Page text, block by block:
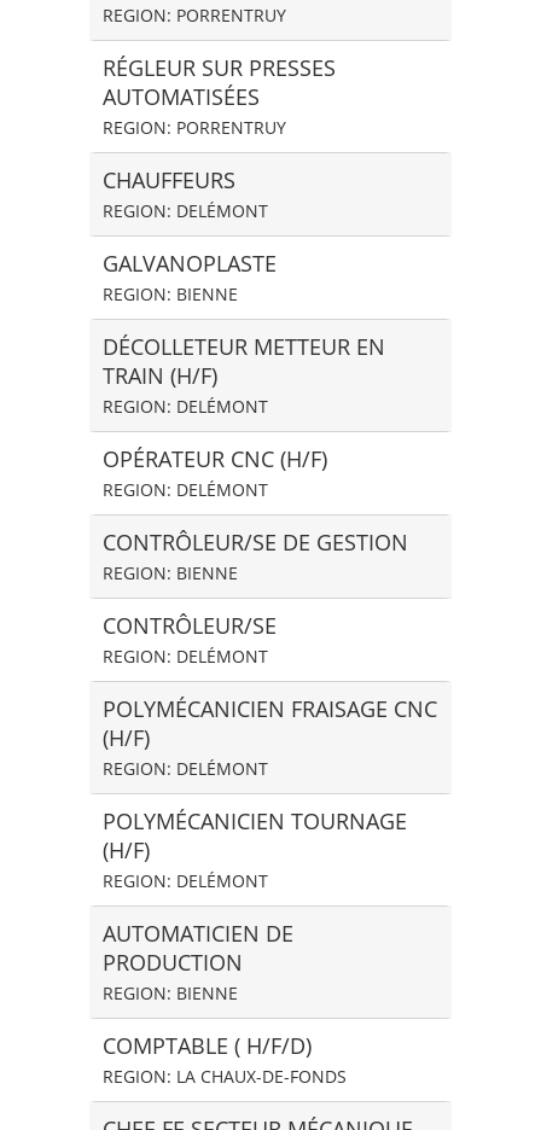
REGION: PORRENTRUY
RÉGLEUR SUR PRESSES
AUTOMATISÉES
REGION: PORRENTRUY
CHAUFFEURS
REGION: DELÉMONT
GALVANOPLASTE
REGION: BIENNE
DÉCOLLETEUR METTEUR EN
TRAIN (H/F)
REGION: DELÉMONT
OPÉRATEUR CNC (H/F)
REGION: DELÉMONT
CONTRÔLEUR/SE DE GESTION
REGION: BIENNE
CONTRÔLEUR/SE
REGION: DELÉMONT
POLYMÉCANICIEN FRAISAGE CNC
(H/F)
REGION: DELÉMONT
POLYMÉCANICIEN TOURNAGE
(H/F)
REGION: DELÉMONT
AUTOMATICIEN DE
PRODUCTION
REGION: BIENNE
COMPTABLE ( H/F/D)
REGION: LA CHAUX-DE-FONDS